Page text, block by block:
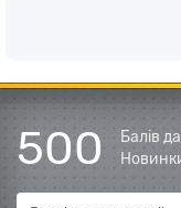
500
Балів